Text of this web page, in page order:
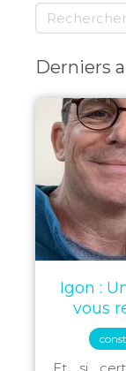
Rechercher
Derniers
Igon :
vous